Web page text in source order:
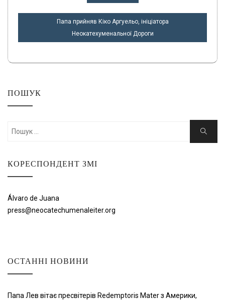
Папа прийняв Кіко Аргуельо, ініціатора
Неокатехуменальної Дороги
ПОШУК
Шукати:
Пошук
КОРЕСПОНДЕНТ ЗМІ
Álvaro de Juana
press@neocatechumenaleiter.org
ОСТАННІ НОВИНИ
Папа Лев вітає пресвітерів Redemptoris Mater з Америки,